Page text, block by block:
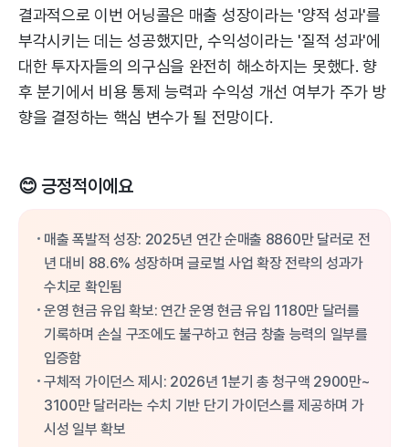
결과적으로 이번 어닝콜은 매출 성장이라는 '양적 성과'를
부각시키는 데는 성공했지만, 수익성이라는 '질적 성과'에
대한 투자자들의 의구심을 완전히 해소하지는 못했다. 향
후 분기에서 비용 통제 능력과 수익성 개선 여부가 주가 방
향을 결정하는 핵심 변수가 될 전망이다.
😊 긍정적이에요
매출 폭발적 성장: 2025년 연간 순매출 8860만 달러로 전
년 대비 88.6% 성장하며 글로벌 사업 확장 전략의 성과가
수치로 확인됨
운영 현금 유입 확보: 연간 운영 현금 유입 1180만 달러를
기록하며 손실 구조에도 불구하고 현금 창출 능력의 일부를
입증함
구체적 가이던스 제시: 2026년 1분기 총 청구액 2900만~
3100만 달러라는 수치 기반 단기 가이던스를 제공하며 가
시성 일부 확보